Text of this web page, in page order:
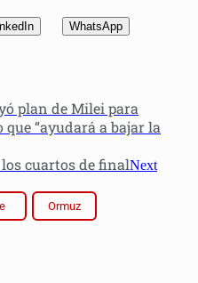
WhatsApp
plan de Milei para
“ayudará a bajar la
cuartos de finalNext
Ormuz